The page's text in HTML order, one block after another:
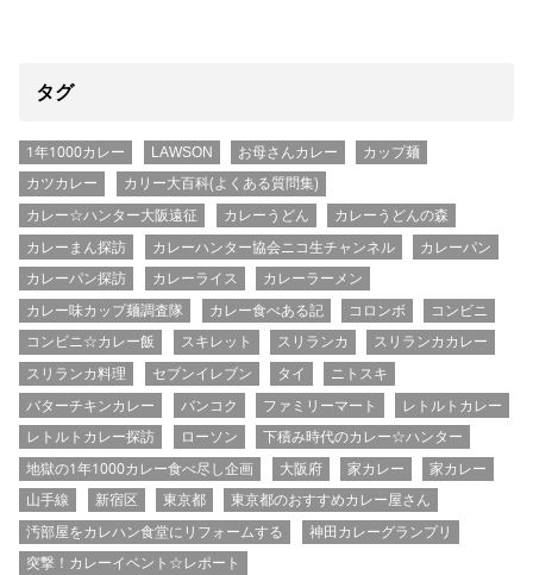
タグ
1年1000カレー LAWSON お母さんカレー
カップ麺
カツカレー
カリー大百科(よくある質問集)
カレー☆ハンター大阪遠征
カレーうどん
カレーうどんの森
カレーまん探訪
カレーハンター協会ニコ生チャンネル
カレーパン
カレーパン探訪
カレーライス
カレーラーメン
カレー味カップ麺調査隊
カレー食べある記 コロンボ
コンビニ
コンビニ☆カレー飯
スキレット スリランカ
スリランカカレー
スリランカ料理
セブンイレブン タイ
ニトスキ
バターチキンカレー
バンコク ファミリーマート
レトルトカレー
レトルトカレー探訪
ローソン
下積み時代のカレー☆ハンター
地獄の1年1000カレー食べ尽し企画
大阪府 家カレー
家カレー
山手線
新宿区 東京都
東京都のおすすめカレー屋さん
汚部屋をカレハン食堂にリフォームする
神田カレーグランプリ
突撃！カレーイベント☆レポート